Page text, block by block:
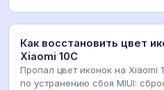
Как восстановить цвет
Xiaomi 10C
Пропал цвет иконок на Xiaomi
по устранению сбоя MIUI: